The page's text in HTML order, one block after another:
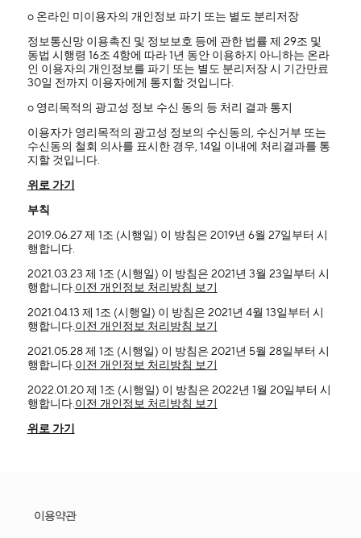
ο 온라인 미이용자의 개인정보 파기 또는 별도 분리저장
정보통신망 이용촉진 및 정보보호 등에 관한 법률 제 29조 및
동법 시행령 16조 4항에 따라 1년 동안 이용하지 아니하는 온라
인 이용자의 개인정보를 파기 또는 별도 분리저장 시 기간만료
30일 전까지 이용자에게 통지할 것입니다.
ο 영리목적의 광고성 정보 수신 동의 등 처리 결과 통지
이용자가 영리목적의 광고성 정보의 수신동의, 수신거부 또는
수신동의 철회 의사를 표시한 경우, 14일 이내에 처리결과를 통
지할 것입니다.
위로 가기
부칙
2019.06.27 제 1조 (시행일) 이 방침은 2019년 6월 27일부터 시
행합니다.
2021.03.23 제 1조 (시행일) 이 방침은 2021년 3월 23일부터 시
행합니다.이전 개인정보 처리방침 보기
2021.04.13 제 1조 (시행일) 이 방침은 2021년 4월 13일부터 시
행합니다.이전 개인정보 처리방침 보기
2021.05.28 제 1조 (시행일) 이 방침은 2021년 5월 28일부터 시
행합니다.이전 개인정보 처리방침 보기
2022.01.20 제 1조 (시행일) 이 방침은 2022년 1월 20일부터 시
행합니다.이전 개인정보 처리방침 보기
위로 가기
이용약관